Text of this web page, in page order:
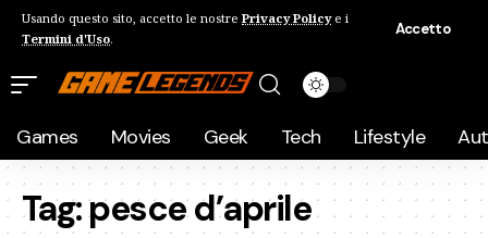
Usando questo sito, accetto le nostre Privacy Policye i
Termini d'Uso.
Accetto
Games Movies Geek Tech Lifestyle
Tag:pesce d’aprile